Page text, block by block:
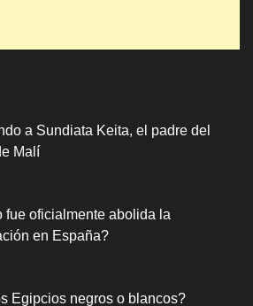
a Sundiata Keita, el padre del
Malí
fue oficialmente abolida la
en España?
Egipcios negros o blancos?